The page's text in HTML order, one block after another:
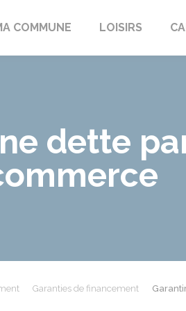
COMMUNE LOISIRS
dette
Garanties de financement